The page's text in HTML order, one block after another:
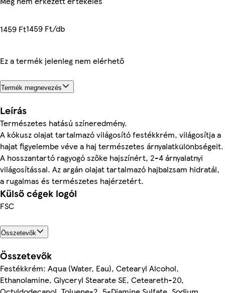
1459 Ft1459 Ft/db
Ez a termék jelenleg nem elérhető
Termék megnevezés
Leírás
Természetes hatású színeredmény.
A kókusz olajat tartalmazó világosító festékkrém, világosítja a
hajat figyelembe véve a haj természetes árnyalatkülönbségeit.
A hosszantartó ragyogó szőke hajszínért, 2-4 árnyalatnyi
világosítással. Az argán olajat tartalmazó hajbalzsam hidratál,
a rugalmas és természetes hajérzetért.
Külső cégek logói
FSC
Összetevők
Összetevők
Festékkrém: Aqua (Water, Eau), Cetearyl Alcohol,
Ethanolamine, Glyceryl Stearate SE, Ceteareth-20,